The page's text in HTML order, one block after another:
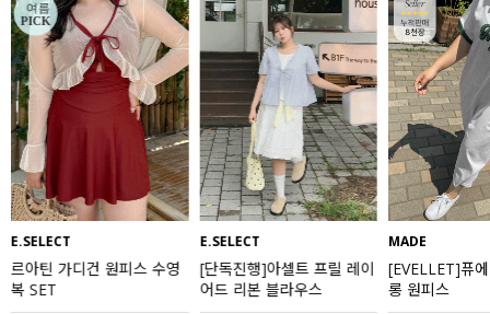
신상 5%
베스트
MADE
세트할인 ~30%
하객룩
살안타템
아우터
티셔츠
니트
블라우스
팬츠
E.SELECT
르아틴 가디건 원피스 수영
복 SET
E.SELECT
[단독진행]아셀트 프릴 레이
어드 리본 블라우스
MADE
[EVELLET]퓨
롱 원피스